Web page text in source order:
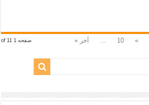
صفحه 1 of 11 »
10 آخر »